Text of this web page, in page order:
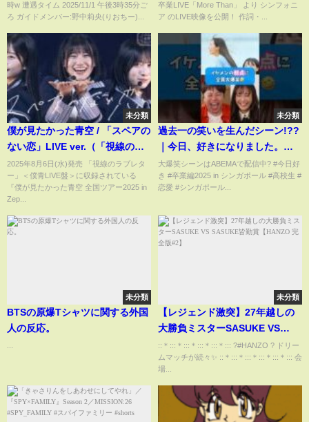
時w 遭遇タイム 2025/11/1 午後3時35分ご
ろ ガイドメンバー:野中莉央(りおちー)...
業LIVE「More Than」
卒業LIVE「More Than」 より シンフォニ
ア のLIVE映像を公開！ 作詞・...
未分類
僕が見たかった青空 / 「スペアの
ない恋」LIVE ver.（「視線のラ
ブレター」＜僕青LIVE盤＞収
録）
2025年8月6日(水)発売 「視線のラブレタ
ー」＜僕青LIVE盤＞に収録されている
『僕が見たかった青空 全国ツアー2025 in
Zep...
未分類
過去一の笑いを生んだシーン!??
｜今日、好きになりました。
【公式】
大爆笑シーンはABEMAで配信中? #今日好
き #卒業編2025 in シンガポール #高校生 #
恋愛 #シンガポール...
未分類
BTSの原爆Tシャツに関する外国
人の反応。
未分類
【レジェンド激突】27年越しの
大勝負ミスターSASUKE VS
SASUKE皆勤賞【HANZO 完全版
#2】
::＊:::＊:::＊:::＊:::＊::: ?#HANZO ? ドリー
ムマッチが続々✨ ::＊:::＊:::＊:::＊:::＊::: 会
場...